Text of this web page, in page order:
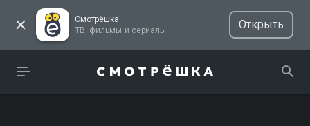
Смотрёшка
ТВ, фильмы и сериалы
Открыть